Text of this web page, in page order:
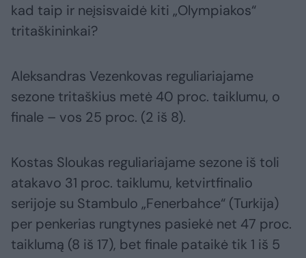
kad taip ir neįsisvaidė kiti „Olympiakos“
tritaškininkai?
Aleksandras Vezenkovas reguliariajame
sezone tritaškius metė 40 proc. taiklumu, o
finale – vos 25 proc. (2 iš 8).
Kostas Sloukas reguliariajame sezone iš toli
atakavo 31 proc. taiklumu, ketvirtfinalio
serijoje su Stambulo „Fenerbahce“ (Turkija)
per penkerias rungtynes pasiekė net 47 proc.
taiklumą (8 iš 17), bet finale pataikė tik 1 iš 5